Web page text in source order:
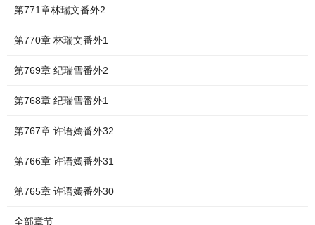
第771章林瑞文番外2
第770章 林瑞文番外1
第769章 纪瑞雪番外2
第768章 纪瑞雪番外1
第767章 许语嫣番外32
第766章 许语嫣番外31
第765章 许语嫣番外30
全部章节